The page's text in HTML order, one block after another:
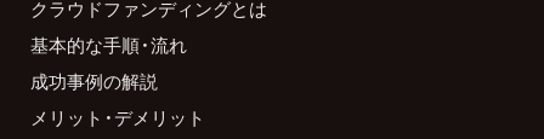
クラウドファンディングとは
基本的な手順・流れ
成功事例の解説
メリット・デメリット